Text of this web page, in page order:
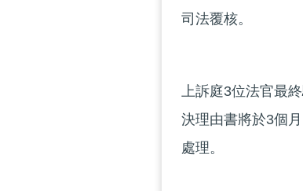
司法覆核。
上訴庭3位法官最
決理由書將於3個
處理。